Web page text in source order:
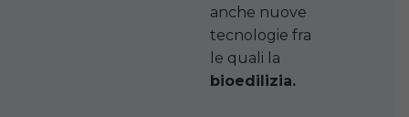
anche nuove
tecnologie fra
le quali la
bioedilizia.